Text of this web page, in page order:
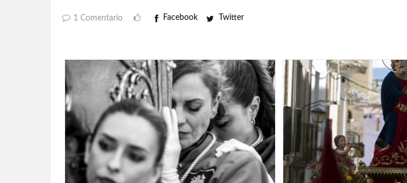
1 Comentario Facebook Twitter